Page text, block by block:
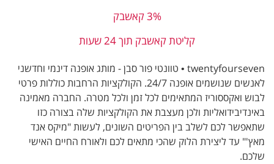
3% קאשבק
קליטת קאשבק תוך 24 שעות
twentyfourseven • טוונטי פור סבן - מותג אופנה דינמי וחדשני
לאנשים שנושמים אופנה 24/7. הקולקציות הרחבות כוללות פרטי
לבוש ואקססוריז המתאימים לכל זמן ולכל מטרה. החברה מאמינה
באינדיבידואליות ולכן מעצבת את הקולקציות שלה בצורה כזו
שתאפשר לכם לשלב בין הפריטים השונים, לעשות "מיקס אנד
מאץ'" עד ליצירת הלוק שהכי מתאים לכם ולאורח החיים האישי
שלכם.